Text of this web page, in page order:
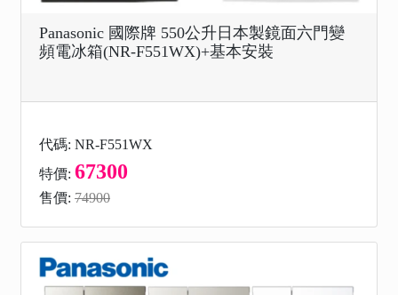
Panasonic 國際牌 550公升日本製鏡面六門變
頻電冰箱(NR-F551WX)+基本安裝
代碼: NR-F551WX
特價: 67300
售價: 74900